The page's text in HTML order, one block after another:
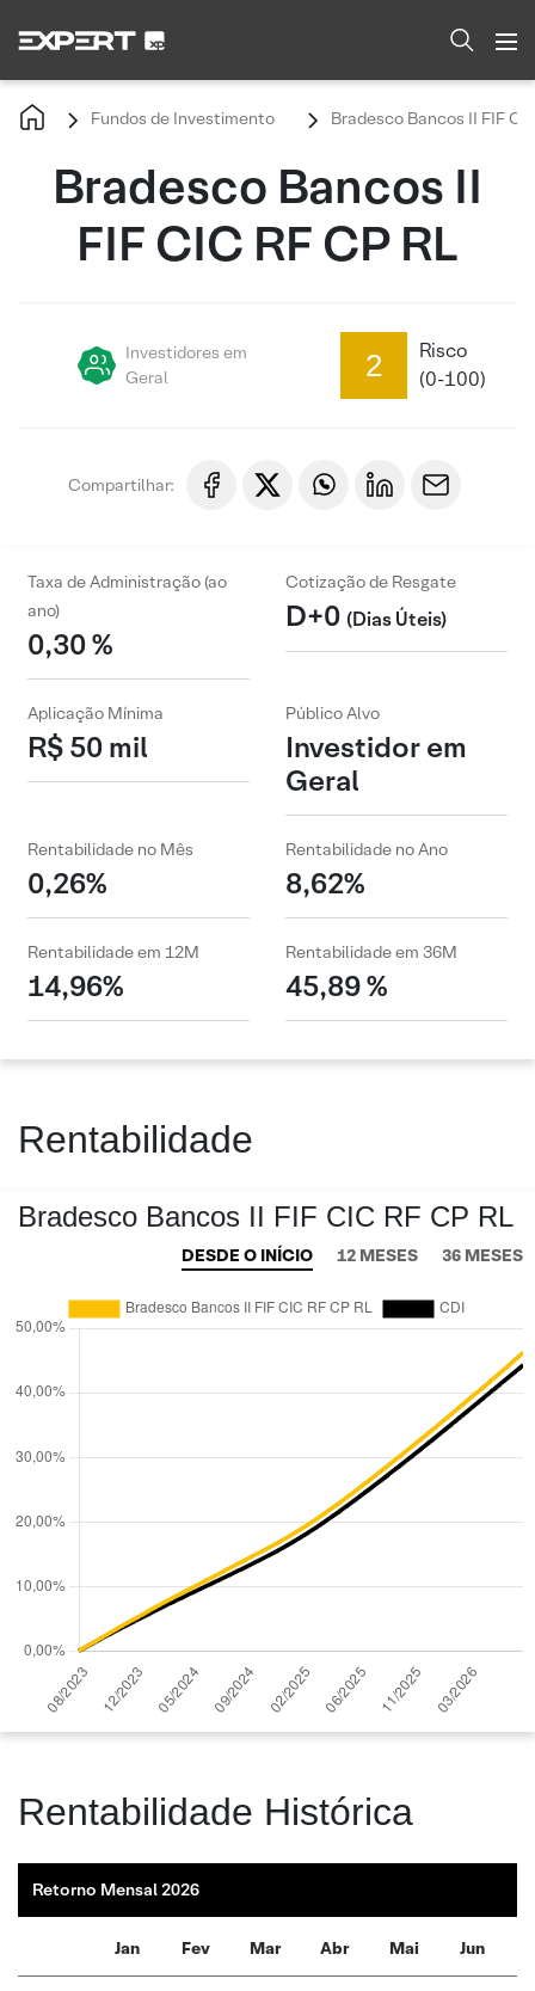
Fundos de Investimento Bradesco Bancos II FIF
Bradesco Bancos II
FIF CIC RF CP RL
Investidores em
Geral
2
Risco
(0-100)
Compartilhar:
Taxa de Administração (ao
ano)
0,30 %
Cotização de Resgate
D+0 (Dias Úteis)
Aplicação Mínima
R$ 50 mil
Público Alvo
Investidor em
Geral
Rentabilidade no Mês
0,26%
Rentabilidade no Ano
8,62%
Rentabilidade em 12M
14,96%
Rentabilidade em 36M
45,89 %
Rentabilidade
Bradesco Bancos II FIF CIC RF CP RL
DESDE O INÍCIO 12 MESES 36 MESES
Rentabilidade Histórica
Retorno Mensal 2026
Jan Fev Mar Abr Mai Jun